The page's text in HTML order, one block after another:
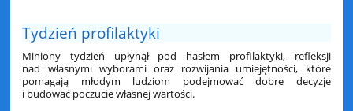
Dziecka:
Tydzień profilaktyki
Miniony tydzień upłynął pod hasłem profilaktyki, refleksji
nad własnymi wyborami oraz rozwijania umiejętności, które
pomagają młodym ludziom podejmować dobre decyzje
i budować poczucie własnej wartości.